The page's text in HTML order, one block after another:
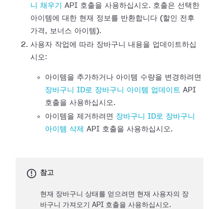
니 채우기
API 호출을 사용하십시오. 호출은 선택한
아이템에 대한 현재 정보를 반환합니다 (할인 전후
가격, 보너스 아이템).
사용자 작업에 따라 장바구니 내용을 업데이트하십
시오:
아이템을 추가하거나 아이템 수량을 변경하려면
장바구니 ID로 장바구니 아이템 업데이트 API
호출을 사용하십시오.
아이템을 제거하려면 장바구니 ID로 장바구니
아이템 삭제
API 호출을 사용하십시오.
참고
현재 장바구니 상태를 얻으려면 현재 사용자의 장
바구니 가져오기 API 호출을 사용하십시오.